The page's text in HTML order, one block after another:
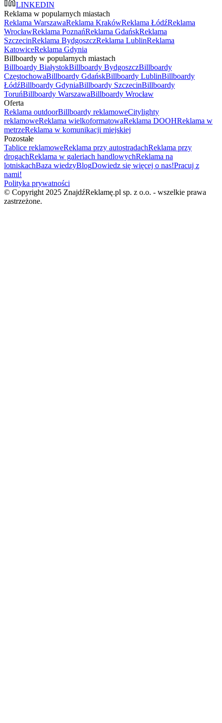
LINKEDIN
Reklama w popularnych miastach
Reklama WarszawaReklama KrakówReklama ŁódźReklama
WrocławReklama PoznańReklama GdańskReklama
SzczecinReklama BydgoszczReklama LublinReklama
KatowiceReklama Gdynia
Billboardy w popularnych miastach
Billboardy BiałystokBillboardy BydgoszczBillboardy
CzęstochowaBillboardy GdańskBillboardy LublinBillboardy
ŁódźBillboardy GdyniaBillboardy SzczecinBillboardy
ToruńBillboardy WarszawaBillboardy Wrocław
Oferta
Reklama outdoorBillboardy reklamoweCitylighty
reklamoweReklama wielkoformatowaReklama DOOHReklama w
metrzeReklama w komunikacji miejskiej
Pozostałe
Tablice reklamoweReklama przy autostradachReklama przy
drogachReklama w galeriach handlowychReklama na
lotniskachBaza wiedzyBlogDowiedz się więcej o nas!Pracuj z
nami!
Polityka prywatności
© Copyright 2025 ZnajdźReklamę.pl sp. z o.o. - wszelkie prawa
zastrzeżone.